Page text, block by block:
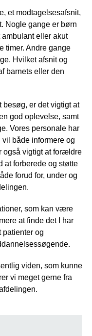
et modtagelsesafsnit,
Nogle gange er børn
eller akut
timer. Andre gange
Hvilket afsnit og
barnets eller den
besøg, er det vigtigt at
god oplevelse, samt
Vores personale har
både informere og
også vigtigt at forældre
at forberede og støtte
forud for, under og
som kan være
at finde det I har
patienter og
viden, som kunne
vi meget gerne fra